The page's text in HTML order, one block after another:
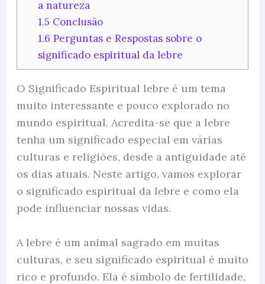
a natureza
1.5 Conclusão
1.6 Perguntas e Respostas sobre o
significado espiritual da lebre
O Significado Espiritual lebre é um tema
muito interessante e pouco explorado no
mundo espiritual. Acredita-se que a lebre
tenha um significado especial em várias
culturas e religiões, desde a antiguidade até
os dias atuais. Neste artigo, vamos explorar
o significado espiritual da lebre e como ela
pode influenciar nossas vidas.
A lebre é um animal sagrado em muitas
culturas, e seu significado espiritual é muito
rico e profundo. Ela é símbolo de fertilidade,